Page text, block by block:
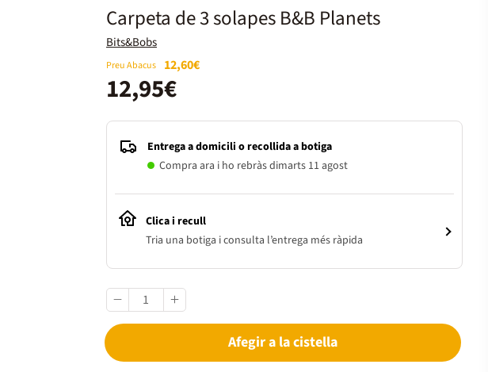
Carpeta de 3 solapes B&B Planets
Bits&Bobs
Preu Abacus 12,60€
12,95€
Entrega a domicili o recollida a botiga
Compra ara i ho rebràs dimarts 11 agost
Clica i recull
Tria una botiga i consulta l’entrega més ràpida
Afegir a la cistella